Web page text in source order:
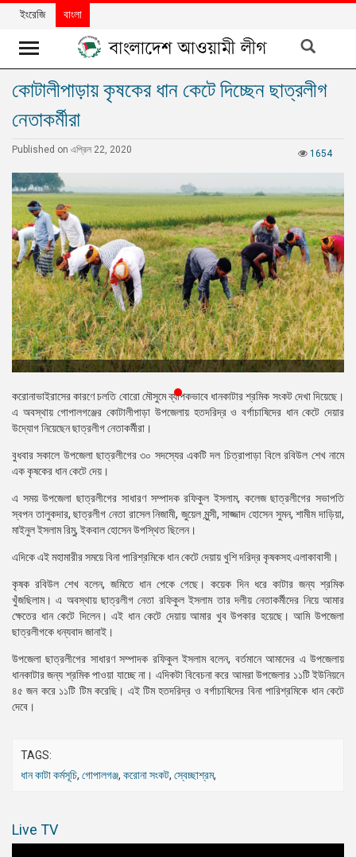
খবর
দলের
বিশেষ
নিবন্ধ
বিশেষ
প্রতিবেদন
মতামত
উন্নয়নের
বাংলাদেশ
নিউজলেটার
প্রেস
রিলিজ
প্রকাশনা
গ্যালারি
জামায়াত
সহিংসতা
সংগঠন
নির্বাচনী
ইশতেহার
ইংরেজি বাংলা
কোটালীপাড়ায় কৃষকের ধান কেটে দিচ্ছেন ছাত্রলীগ
নেতাকর্মীরা
1654
Published on এপ্রিল 22, 2020
করোনাভাইরাসের কারণে চলতি বোরো মৌসুমে ব্যাপকভাবে ধানকাটার শ্রমিক সংকট দেখা দিয়েছে।
এ অবস্থায় গোপালগঞ্জের কোটালীপাড়া উপজেলায় হতদরিদ্র ও বর্গাচাষিদের ধান কেটে দেয়ার
উদ্যোগ নিয়েছেন ছাত্রলীগ নেতাকর্মীরা।
বুধবার সকালে উপজেলা ছাত্রলীগের ৩০ সদস্যের একটি দল চিত্রাপাড়া বিলে রবিউল শেখ নামে
এক কৃষকের ধান কেটে দেয়।
এ সময় উপজেলা ছাত্রলীগের সাধারণ সম্পাদক রফিকুল ইসলাম, কলেজ ছাত্রলীগের সভাপতি
স্বপন তালুকদার, ছাত্রলীগ নেতা রাসেল নিজামী, জুয়েল মুন্সী, সাজ্জাদ হোসেন সুমন, শামীম দাড়িয়া,
মাইনুল ইসলাম রিমু, ইকবাল হোসেন উপস্থিত ছিলেন।
এদিকে এই মহামারীর সময়ে বিনা পারিশ্রমিকে ধান কেটে দেয়ায় খুশি দরিদ্র কৃষকসহ এলাকাবাসী।
কৃষক রবিউল শেখ বলেন, জমিতে ধান পেকে গেছে। কয়েক দিন ধরে কাটার জন্য শ্রমিক
খুঁজছিলাম। এ অবস্থায় ছাত্রলীগ নেতা রফিকুল ইসলাম তার দলীয় নেতাকর্মীদের নিয়ে আমার
ক্ষেতের ধান কেটে দিলেন। এই ধান কেটে দেয়ায় আমার খুব উপকার হয়েছে। আমি উপজেলা
ছাত্রলীগকে ধন্যবাদ জানাই।
উপজেলা ছাত্রলীগের সাধারণ সম্পাদক রফিকুল ইসলাম বলেন, বর্তমানে আমাদের এ উপজেলায়
ধানকাটার জন্য শ্রমিক পাওয়া যাচ্ছে না। এদিকটা বিবেচনা করে আমরা উপজেলার ১১টি ইউনিয়নে
৪৫ জন করে ১১টি টিম করেছি। এই টিম হতদরিদ্র ও বর্গাচাষিদের বিনা পারিশ্রমিকে ধান কেটে
দেবে।
TAGS:
ধান কাটা কর্মসূচি, গোপালগঞ্জ, করোনা সংকট, স্বেচ্ছাশ্রম,
Live TV